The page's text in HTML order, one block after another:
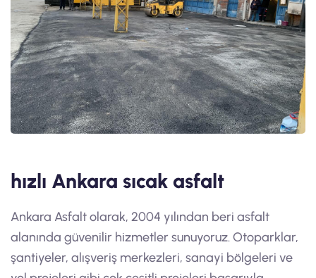
hızlı Ankara sıcak asfalt
Ankara Asfalt olarak, 2004 yılından beri asfalt
alanında güvenilir hizmetler sunuyoruz. Otoparklar,
şantiyeler, alışveriş merkezleri, sanayi bölgeleri ve